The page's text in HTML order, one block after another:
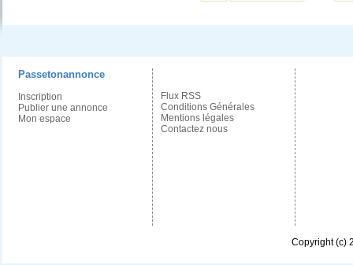
Passetonannonce
Inscription
Publier une annonce
Mon espace
Flux RSS
Conditions Générales
Mentions légales
Contactez nous
Copyright (c)